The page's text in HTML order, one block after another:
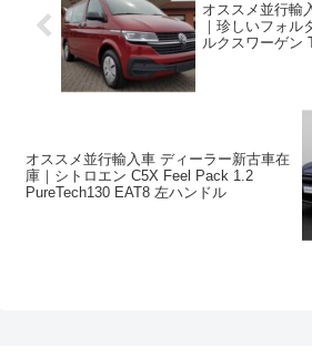
オススメ並行輸
｜珍しいフォル
ルクスワーゲン
オススメ並行輸入車 ディーラー新古車在
庫｜シトロエン C5X Feel Pack 1.2
PureTech130 EAT8 左ハンドル